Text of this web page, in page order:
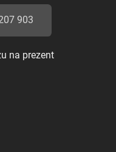
903
na prezent